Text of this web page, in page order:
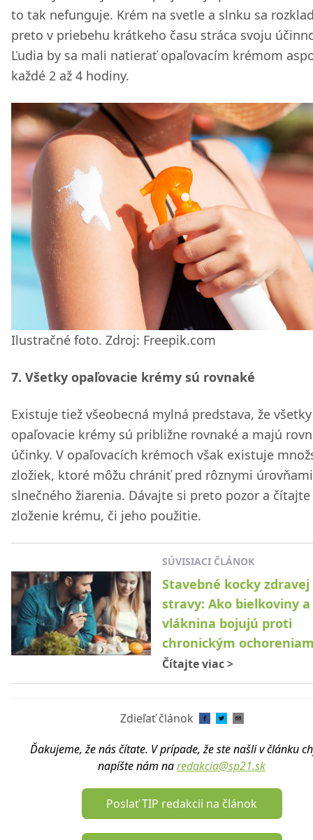
to tak nefunguje. Krém na svetle a slnku sa
preto v priebehu krátkeho času stráca svoju
Ľudia by sa mali natierať opaľovacím krémom
každé 2 až 4 hodiny.
Ilustračné foto. Zdroj: Freepik.com
7. Všetky opaľovacie krémy sú rovnaké
Existuje tiež všeobecná mylná predstava, že všetky
opaľovacie krémy sú približne rovnaké a majú
účinky. V opaľovacích krémoch však existuje
zložiek, ktoré môžu chrániť pred rôznymi úrovňami
slnečného žiarenia. Dávajte si preto pozor a čítajte
zloženie krému, či jeho použitie.
SÚVISIACI ČLÁNOK
Stavebné kocky zdravej
stravy: Ako bielkoviny a
vláknina bojujú proti
chronickým
Čítajte viac>
Zdieľať článok
Ďakujeme, že nás čítate. V prípade, že ste našli v článku
napíšte nám naredakcia@sp21.sk
Poslať TIP redakcii na článok